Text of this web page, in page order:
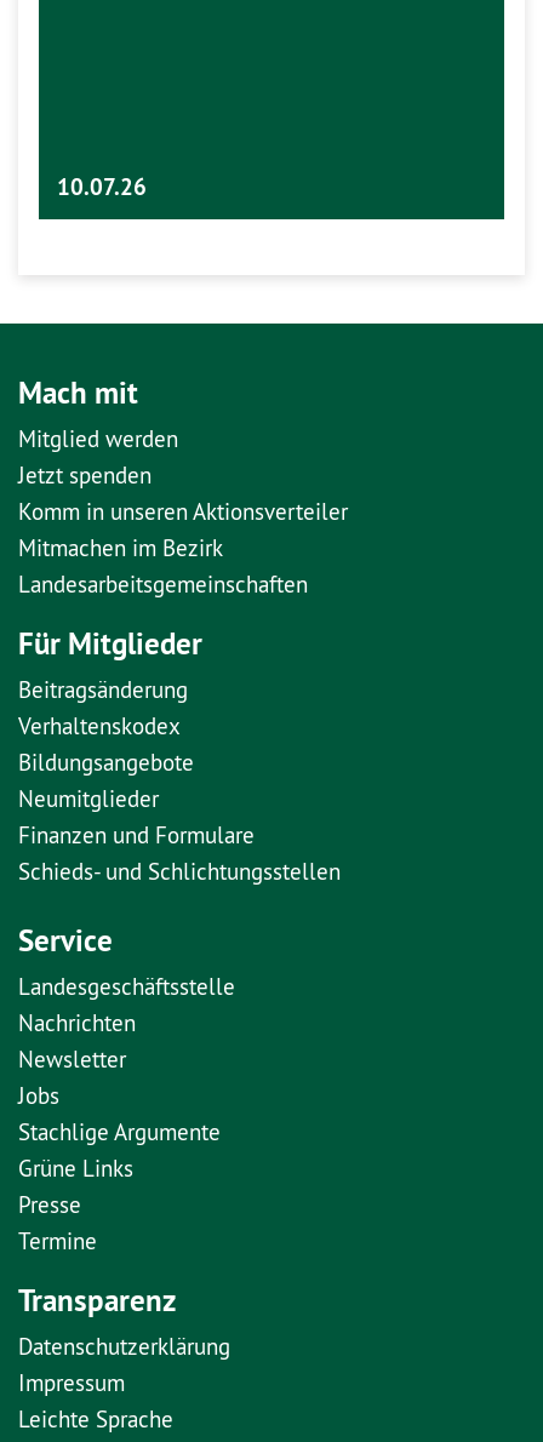
10.07.26
Mach mit
Mitglied werden
Jetzt spenden
Komm in unseren Aktionsverteiler
Mitmachen im Bezirk
Landesarbeitsgemeinschaften
Für Mitglieder
Beitragsänderung
Verhaltenskodex
Bildungsangebote
Neumitglieder
Finanzen und Formulare
Schieds- und Schlichtungsstellen
Service
Landesgeschäftsstelle
Nachrichten
Newsletter
Jobs
Stachlige Argumente
Grüne Links
Presse
Termine
Transparenz
Datenschutzerklärung
Impressum
Leichte Sprache